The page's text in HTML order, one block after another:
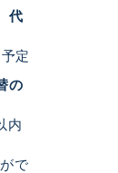
代
定
の
内
で